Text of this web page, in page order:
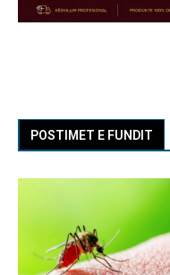
POSTIMET E FUNDIT